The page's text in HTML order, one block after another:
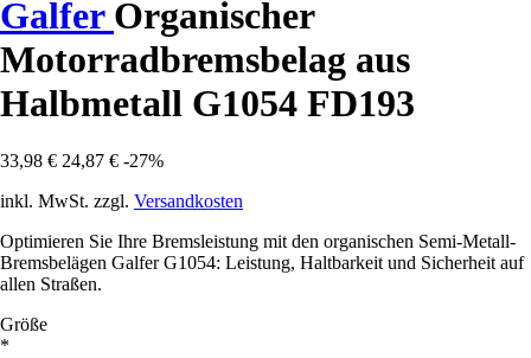
Galfer Organischer
Motorradbremsbelag aus
Halbmetall G1054 FD193
33,98 € 24,87 € -27%
inkl. MwSt. zzgl. Versandkosten
Optimieren Sie Ihre Bremsleistung mit den organischen Semi-Metall-
Bremsbelägen Galfer G1054: Leistung, Haltbarkeit und Sicherheit auf
allen Straßen.
Größe
*